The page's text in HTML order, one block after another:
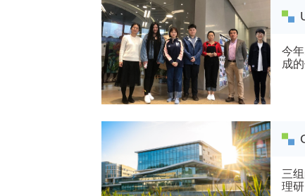
今
成的代表
三
理